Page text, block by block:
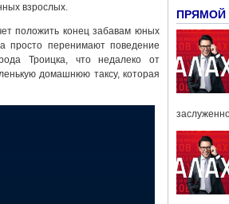
взрослых.
положить конец забавам юных
просто перенимают поведение
Троицка, что недалеко от
домашнюю таксу, которая
ПРЯМОЙ